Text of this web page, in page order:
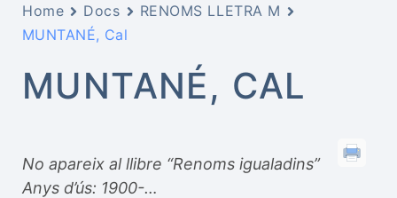
Home Docs
RENOMS LLETRA M
MUNTANÉ, Cal
MUNTANÉ, CAL
No apareix al llibre “Renoms igualadins”
Anys d’ús: 1900-…